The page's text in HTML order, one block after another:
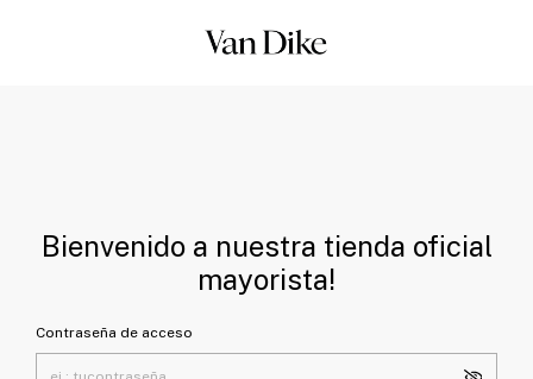
Bienvenido a nuestra tienda oficial
mayorista!
Contraseña de acceso